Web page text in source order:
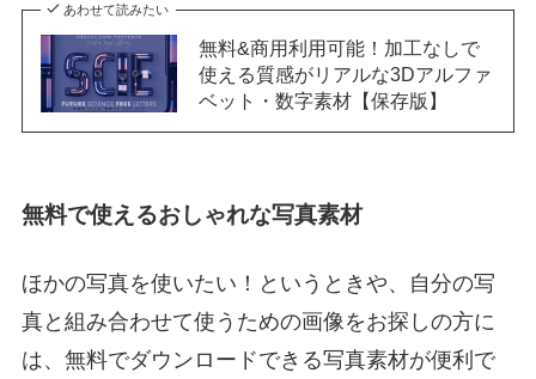
あわせて読みたい
無料&商用利用可能！加工なしで
使える質感がリアルな3Dアルファ
ベット・数字素材【保存版】
無料で使えるおしゃれな写真素材
ほかの写真を使いたい！というときや、自分の写
真と組み合わせて使うための画像をお探しの方に
は、無料でダウンロードできる写真素材が便利で